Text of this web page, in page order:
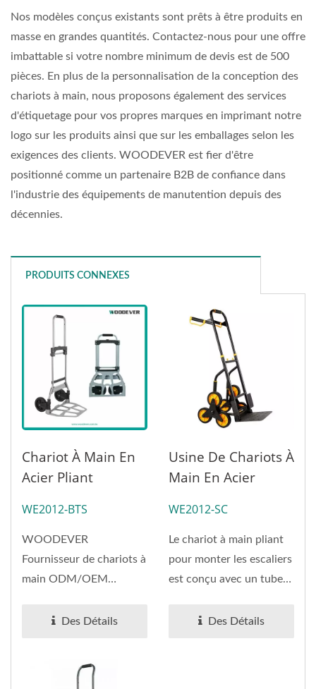
Nos modèles conçus existants sont prêts à être produits en
masse en grandes quantités. Contactez-nous pour une offre
imbattable si votre nombre minimum de devis est de 500
pièces. En plus de la personnalisation de la conception des
chariots à main, nous proposons également des services
d'étiquetage pour vos propres marques en imprimant notre
logo sur les produits ainsi que sur les emballages selon les
exigences des clients. WOODEVER est fier d'être
positionné comme un partenaire B2B de confiance dans
l'industrie des équipements de manutention depuis des
décennies.
PRODUITS CONNEXES
Chariot À Main En
Acier Pliant
Roues (capacité De
100 Kg) |
Fabricants De
Chariots À Main
WE2012-BTS
WOODEVER
Fournisseur de chariots à
main ODM/OEM
main Service client...
Des Détails
Usine De Chariots À
Main En Acier
Poignée (charge
120 Kg).
WE2012-SC
Le chariot à main pliant
pour monter les escaliers
est conçu avec un tube
Des Détails